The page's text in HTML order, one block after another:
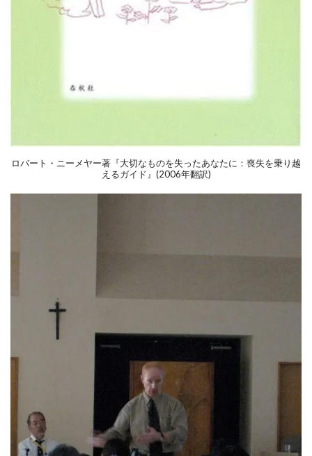
ロバート・ニーメヤー著『大切なものを失ったあなたに：喪失を乗り越
えるガイド』(2006年翻訳)